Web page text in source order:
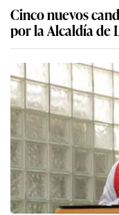
Cinco nuevos
por la Alcaldía de